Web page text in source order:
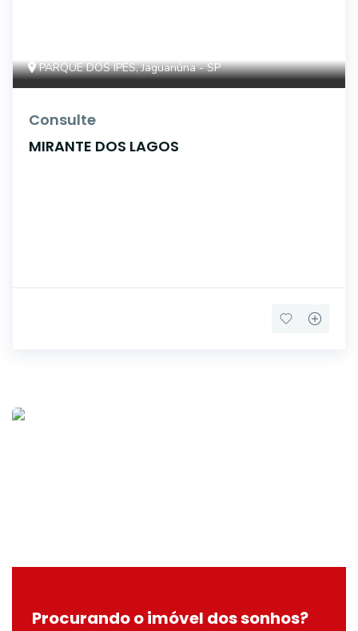
PARQUE DOS IPES, Jaguariúna - SP
Consulte
MIRANTE DOS LAGOS
Procurando o imóvel dos sonhos?